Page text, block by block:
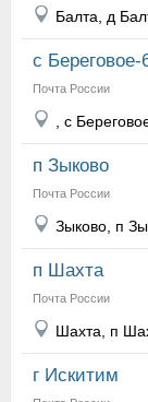
Балта, д
с Береговое-
Почта России
, с
п Зыково
Почта России
Зыково, п
п Шахта
Почта России
Шахта, п
г Искитим